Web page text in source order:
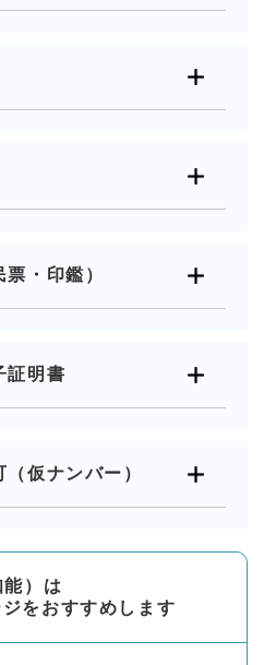
・印鑑）
証明書
仮ナンバー）
）は
をおすすめします